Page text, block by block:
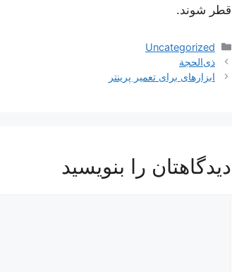
قطر شوند.
دسته‌ها
Uncategorized
ناوبری
نوشته‌ها
ذی‌الحجة
ابزارهای برای تعمیر پرینتر
دیدگاهتان را بنویسید